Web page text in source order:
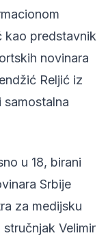
kao predstavnik
novinara
Reljić iz
u 18, birani
Srbije
za medijsku
Velimir